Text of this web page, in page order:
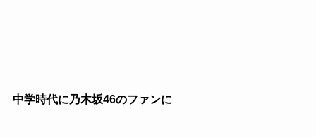
中学時代に乃木坂46のファンに